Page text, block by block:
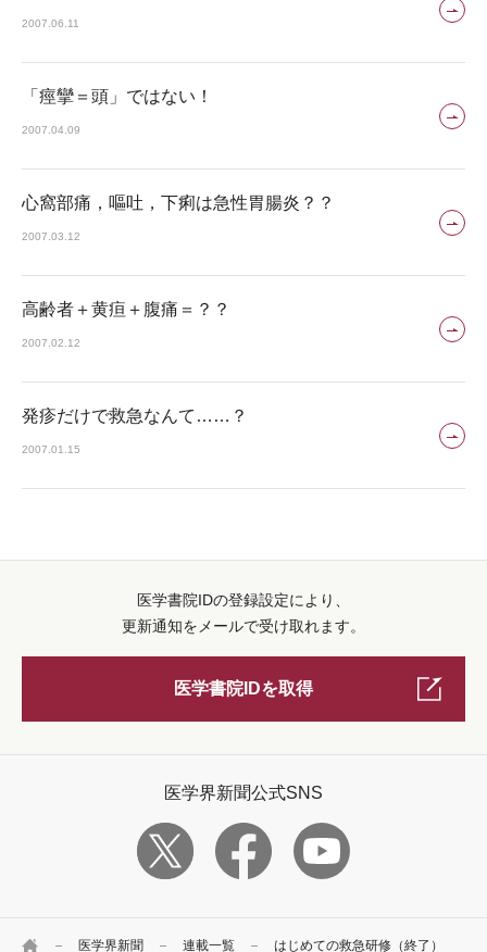
HOME 医学界新聞 連載一覧 はじめての救急研修（終了）
2007.06.11
「痙攣＝頭」ではない！
2007.04.09
心窩部痛，嘔吐，下痢は急性胃腸炎？？
2007.03.12
高齢者＋黄疸＋腹痛＝？？
2007.02.12
発疹だけで救急なんて……？
2007.01.15
医学書院IDの登録設定により、
更新通知をメールで受け取れます。
医学書院IDを取得
医学界新聞公式SNS